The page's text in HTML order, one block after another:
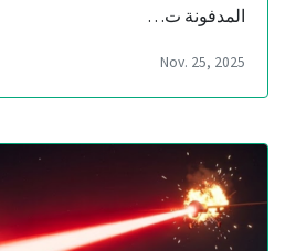
المدفونة ت…
Nov. 25, 2025